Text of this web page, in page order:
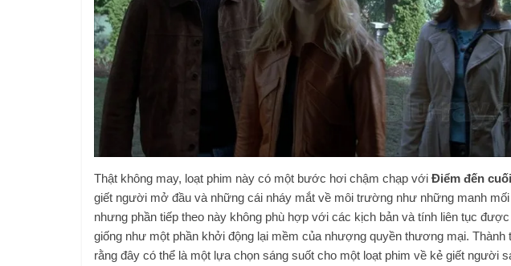
Thật không may, loạt phim này có một bước hơi chậm chạp với Điểm đến
giết người mở đầu và những cái nháy mắt về môi trường như những manh
nhưng phần tiếp theo này không phù hợp với các kịch bản và tính liên tục
giống như một phần khởi động lại mềm của nhượng quyền thương mại. Thành
rằng đây có thể là một lựa chọn sáng suốt cho một loạt phim về kẻ giết người